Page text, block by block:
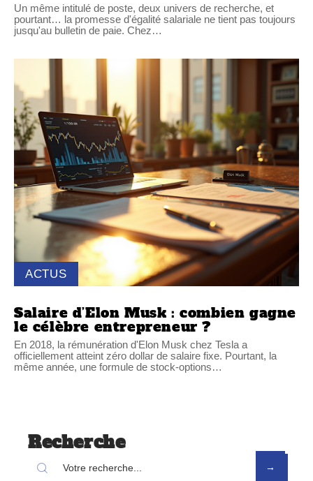
Un même intitulé de poste, deux univers de recherche, et
pourtant… la promesse d'égalité salariale ne tient pas toujours
jusqu'au bulletin de paie. Chez…
ACTUS
Salaire d’Elon Musk : combien gagne
le célèbre entrepreneur ?
En 2018, la rémunération d'Elon Musk chez Tesla a
officiellement atteint zéro dollar de salaire fixe. Pourtant, la
même année, une formule de stock-options…
Recherche